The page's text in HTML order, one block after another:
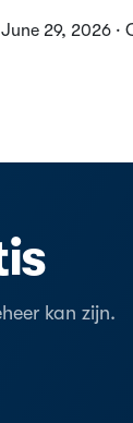
June 29, 2026 ·
kan zijn.